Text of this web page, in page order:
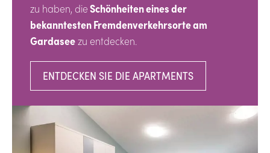
zu haben, dieSchönheiten eines der
bekanntesten Fremdenverkehrsorte am
Gardaseezu entdecken.
ENTDECKEN SIE DIE APARTMENTS